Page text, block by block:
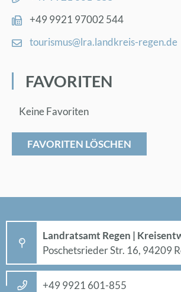
+49 9921 97002 544
tou­ris­mus@​lra.​landkreis-re­gen.de
FA­VO­RI­TEN
Keine Favoriten
FAVORITEN LÖSCHEN
Land­rats­amt Re­gen |
Po­sche­ts­rie­der Str. 16, 94209
+49 9921 601-855